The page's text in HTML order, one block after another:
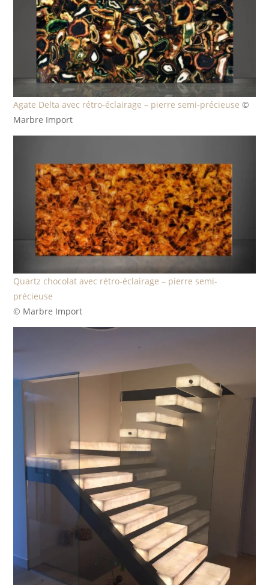
Agate Delta avec rétro-éclairage – pierre semi-précieuse ©
Marbre Import
Quartz chocolat avec rétro-éclairage – pierre semi-
précieuse
© Marbre Import